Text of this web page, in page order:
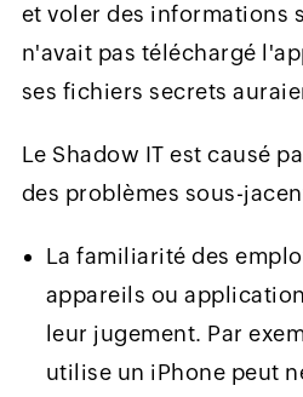
et voler des informations
n'avait pas téléchargé
ses fichiers secrets
Le Shadow IT est causé
des problèmes sous-
La familiarité des
appareils ou
leur jugement. Par
utilise un iPhone peut